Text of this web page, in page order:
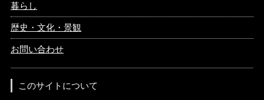
暮らし
歴史・文化・景観
お問い合わせ
このサイトについて